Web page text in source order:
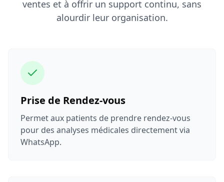
ventes et à offrir un support continu, sans
alourdir leur organisation.
Prise de Rendez-vous
Permet aux patients de prendre rendez-vous
pour des analyses médicales directement via
WhatsApp.